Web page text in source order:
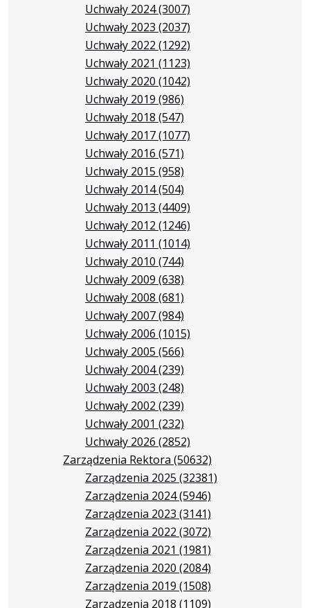
Uchwały 2024(3007)
Uchwały 2023 (2037)
Uchwały 2022 (1292)
Uchwały 2021 (1123)
Uchwały 2020 (1042)
Uchwały 2019 (986)
Uchwały 2018 (547)
Uchwały 2017(1077)
Uchwały 2016 (571)
Uchwały 2015 (958)
Uchwały 2014(504)
Uchwały 2013 (4409)
Uchwały 2012 (1246)
Uchwały 2011 (1014)
Uchwały 2010 (744)
Uchwały 2009 (638)
Uchwały 2008 (681)
Uchwały 2007(984)
Uchwały 2006 (1015)
Uchwały 2005 (566)
Uchwały 2004(239)
Uchwały 2003 (248)
Uchwały 2002 (239)
Uchwały 2001 (232)
Uchwały 2026 (2852)
Zarządzenia Rektora (50632)
Zarządzenia 2025 (32381)
Zarządzenia 2024(5946)
Zarządzenia 2023 (3141)
Zarządzenia 2022 (3072)
Zarządzenia 2021 (1981)
Zarządzenia 2020 (2084)
Zarządzenia 2019 (1508)
Zarządzenia 2018 (1109)